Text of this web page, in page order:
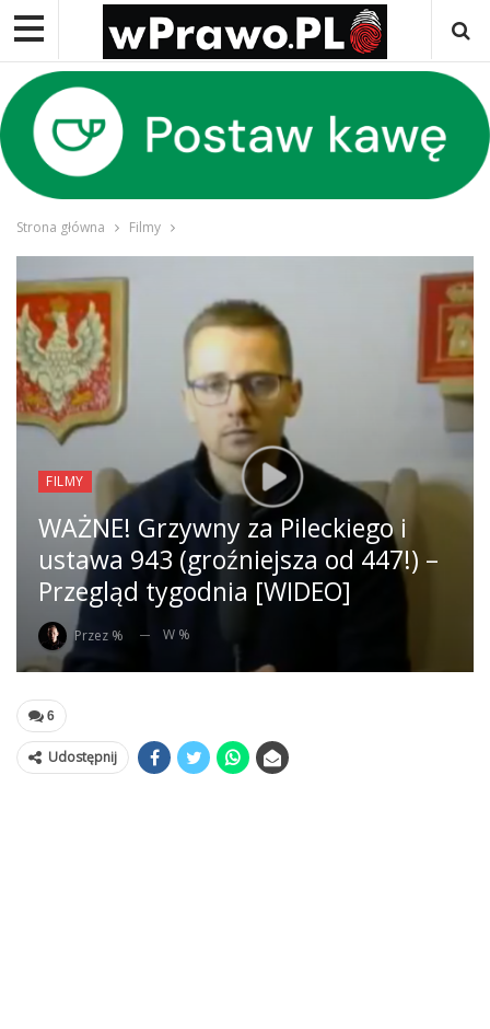
Strona główna Filmy
FILMY
WAŻNE! Grzywny za Pileckiego i
ustawa 943 (groźniejsza od 447!) –
Przegląd tygodnia [WIDEO]
Przez % W %
6
Udostępnij